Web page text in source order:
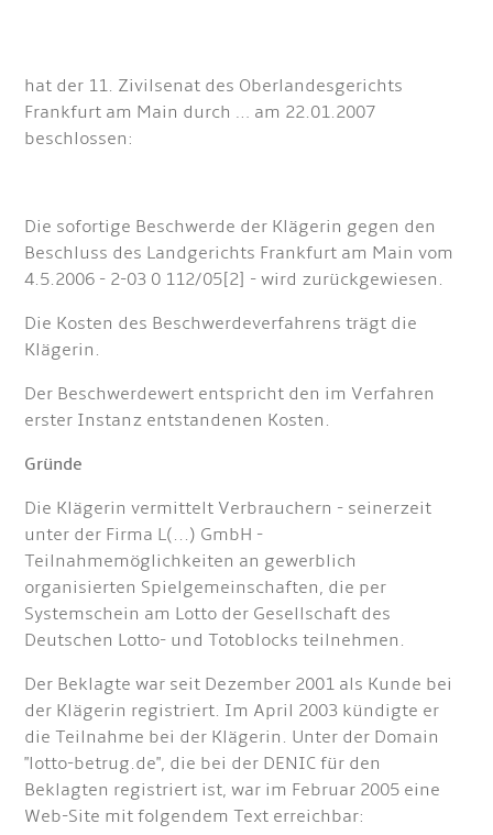
hat der 11. Zivilsenat des Oberlandesgerichts
Frankfurt am Main durch … am 22.01.2007
beschlossen:
Die sofortige Beschwerde der Klägerin gegen den
Beschluss des Landgerichts Frankfurt am Main vom
4.5.2006 - 2-03 0 112/05[2] - wird zurückgewiesen.
Die Kosten des Beschwerdeverfahrens trägt die
Klägerin.
Der Beschwerdewert entspricht den im Verfahren
erster Instanz entstandenen Kosten.
Gründe
Die Klägerin vermittelt Verbrauchern - seinerzeit
unter der Firma L(...) GmbH -
Teilnahmemöglichkeiten an gewerblich
organisierten Spielgemeinschaften, die per
Systemschein am Lotto der Gesellschaft des
Deutschen Lotto- und Totoblocks teilnehmen.
Der Beklagte war seit Dezember 2001 als Kunde bei
der Klägerin registriert. Im April 2003 kündigte er
die Teilnahme bei der Klägerin. Unter der Domain
"lotto-betrug.de", die bei der DENIC für den
Beklagten registriert ist, war im Februar 2005 eine
Web-Site mit folgendem Text erreichbar: